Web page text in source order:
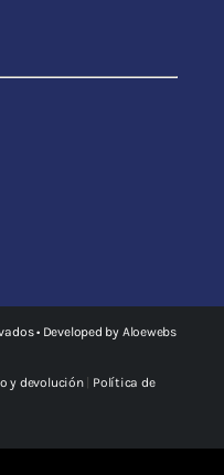
• Developed by Aloewebs
y devolución| Política de